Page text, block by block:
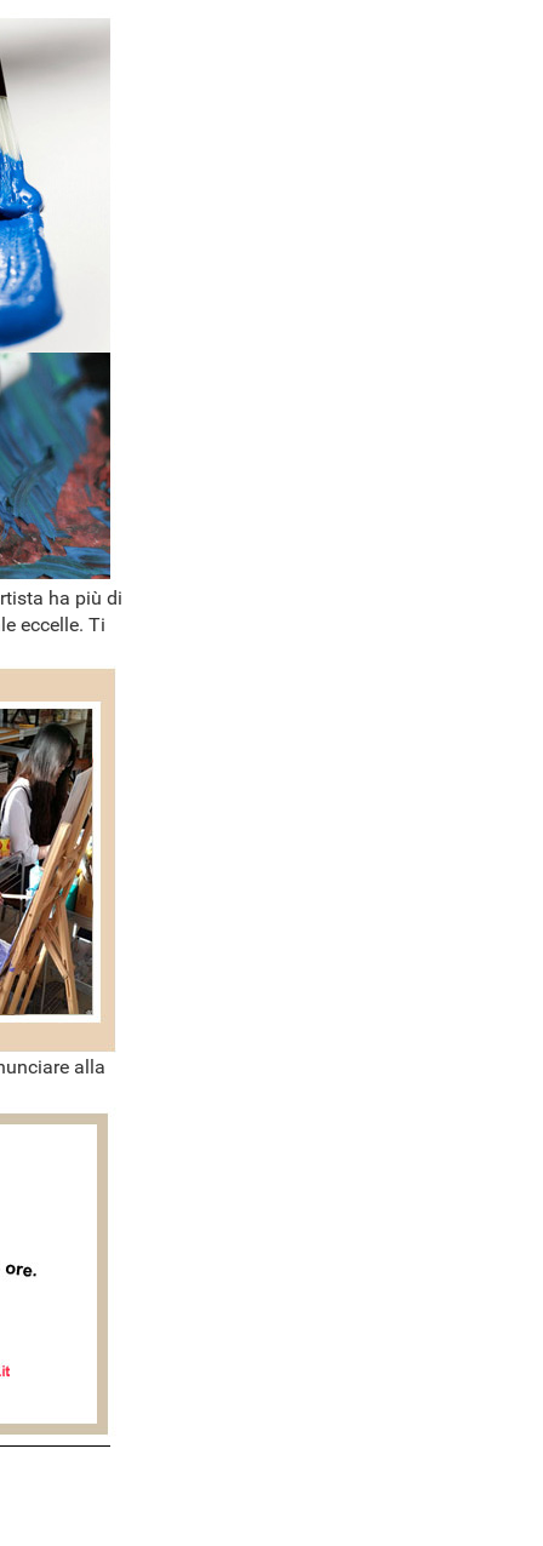
ha più di
eccelle. Ti
alla